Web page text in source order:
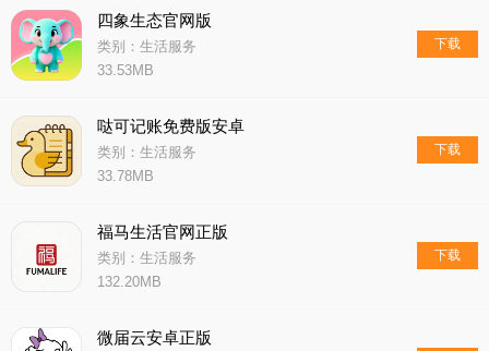
四象生态官网版
类别：生活服务
33.53MB
下载
哒可记账免费版安卓
类别：生活服务
33.78MB
下载
福马生活官网正版
类别：生活服务
132.20MB
下载
微届云安卓正版